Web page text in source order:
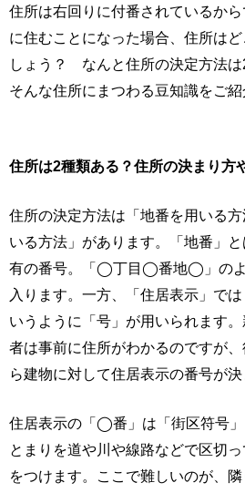
住所は右回りに付番されているか
に住むことになった場合、住所は
しょう？ なんと住所の決定方法は
そんな住所にまつわる豆知識をご紹
住所は2種類ある？住所の決まり方
住所の決定方法は「地番を用いる
いる方法」があります。「地番」
有の番号。「◯丁目◯番地◯」の
入ります。一方、「住居表示」
いうように「号」が用いられます
者は事前に住所がわかるのですが
ら建物に対して住居表示の番号が決
住居表示の「◯番」は「街区符号」
とまりを道や川や線路などで区切っ
をつけます。ここで難しいのが、